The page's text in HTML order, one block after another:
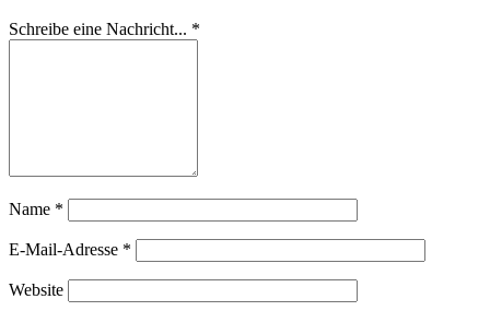
Schreibe eine Nachricht... *
Name *
E-Mail-Adresse *
Website